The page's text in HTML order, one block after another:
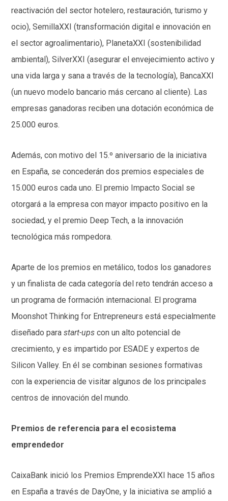
reactivación del sector hotelero, restauración, turismo y
ocio), SemillaXXI (transformación digital e innovación en
el sector agroalimentario), PlanetaXXI (sostenibilidad
ambiental), SilverXXI (asegurar el envejecimiento activo y
una vida larga y sana a través de la tecnología), BancaXXI
(un nuevo modelo bancario más cercano al cliente). Las
empresas ganadoras reciben una dotación económica de
25.000 euros.
Además, con motivo del 15.º aniversario de la iniciativa
en España, se concederán dos premios especiales de
15.000 euros cada uno. El premio Impacto Social se
otorgará a la empresa con mayor impacto positivo en la
sociedad, y el premio Deep Tech, a la innovación
tecnológica más rompedora.
Aparte de los premios en metálico, todos los ganadores
y un finalista de cada categoría del reto tendrán acceso a
un programa de formación internacional. El programa
Moonshot Thinking for Entrepreneurs está especialmente
diseñado parastart-ups con un alto potencial de
crecimiento, y es impartido por ESADE y expertos de
Silicon Valley. En él se combinan sesiones formativas
con la experiencia de visitar algunos de los principales
centros de innovación del mundo.
Premios de referencia para el ecosistema
emprendedor
CaixaBank inició los Premios EmprendeXXI hace 15 años
en España a través de DayOne, y la iniciativa se amplió a